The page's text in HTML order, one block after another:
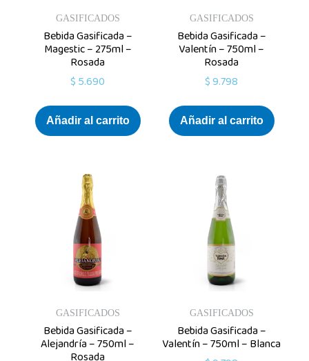
GASIFICADOS
Bebida Gasificada –
Magestic – 275ml –
Rosada
$ 5.690
Añadir al carrito
GASIFICADOS
Bebida Gasificada –
Valentín – 750ml –
Rosada
$9.798
Añadir al carrito
GASIFICADOS
Bebida Gasificada –
Alejandría – 750ml –
Rosada
GASIFICADOS
Bebida Gasificada –
Valentín – 750ml – Blanca